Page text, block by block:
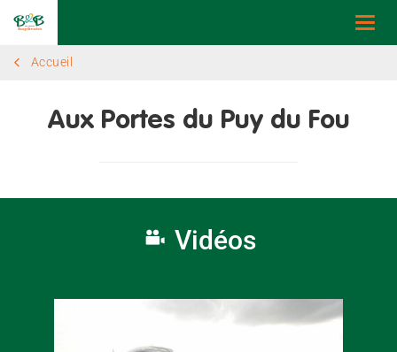
Accueil
Aux Portes du Puy du Fou
Vidéos